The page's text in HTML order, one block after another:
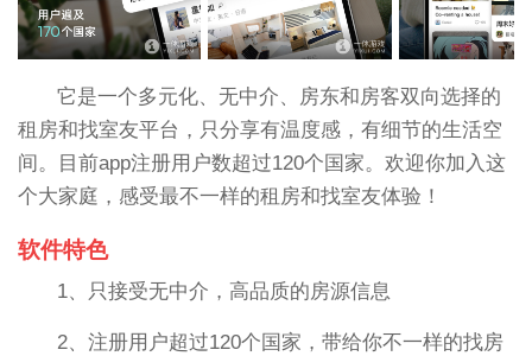
它是一个多元化、无中介、房东和房客双向选择的
租房和找室友平台，只分享有温度感，有细节的生活空
间。目前app注册用户数超过120个国家。欢迎你加入这
个大家庭，感受最不一样的租房和找室友体验！
软件特色
1、只接受无中介，高品质的房源信息
2、注册用户超过120个国家，带给你不一样的找房